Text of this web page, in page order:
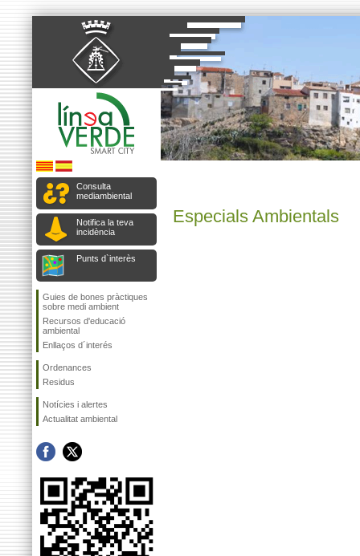
Consulta
mediambiental
Notifica la teva
incidència
Punts d`interès
Guies de bones pràctiques
sobre medi ambient
Recursos d'educació
ambiental
Enllaços d´interés
Ordenances
Residus
Notícies i alertes
Actualitat ambiental
Especials Ambientals